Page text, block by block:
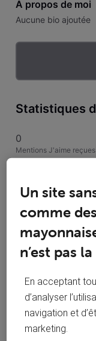
À propos de moi
Aucune bio ajoutée
Statistiques
0
Mentions J'aime reçues
Conversations suivies
Solutions acceptées
Selected
Un site
comme
n’est pas
En acceptant
d’analyser
navigation et
marketing.